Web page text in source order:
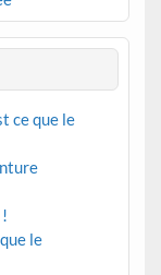
ce que le
le